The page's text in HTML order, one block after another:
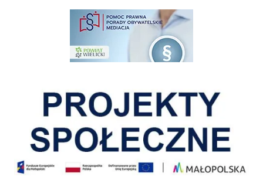
pomoc prawna wieliczka